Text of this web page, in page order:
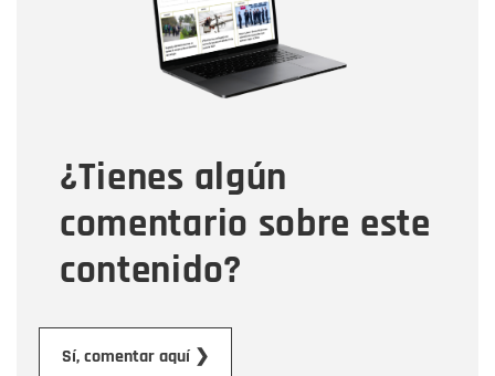
¿Tienes algún
comentario sobre este
contenido?
Sí, comentar aquí ❯
Tipo de comentario
Mensaje